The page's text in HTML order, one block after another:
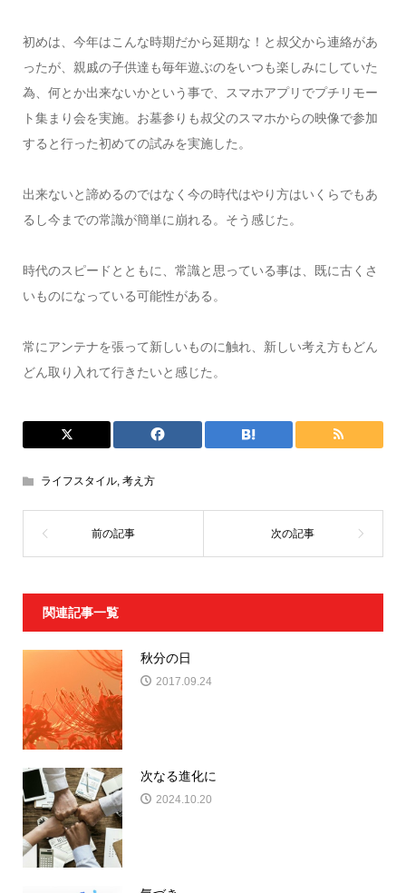
初めは、今年はこんな時期だから延期な！と叔父から連絡があ
ったが、親戚の子供達も毎年遊ぶのをいつも楽しみにしていた
為、何とか出来ないかという事で、スマホアプリでプチリモー
ト集まり会を実施。お墓参りも叔父のスマホからの映像で参加
すると行った初めての試みを実施した。
出来ないと諦めるのではなく今の時代はやり方はいくらでもあ
るし今までの常識が簡単に崩れる。そう感じた。
時代のスピードとともに、常識と思っている事は、既に古くさ
いものになっている可能性がある。
常にアンテナを張って新しいものに触れ、新しい考え方もどん
どん取り入れて行きたいと感じた。
ライフスタイル, 考え方
関連記事一覧
秋分の日
2017.09.24
次なる進化に
2024.10.20